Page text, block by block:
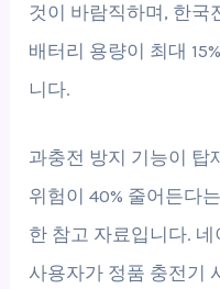
것이 바람직하며, 한국
배터리 용량이 최대
니다.
과충전 방지 기능이 탑
위험이 40% 줄어든다
한 참고 자료입니다.
사용자가 정품 충전기